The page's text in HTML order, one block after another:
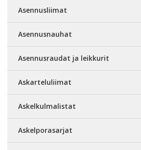
Asennusliimat
Asennusnauhat
Asennusraudat ja leikkurit
Askarteluliimat
Askelkulmalistat
Askelporasarjat